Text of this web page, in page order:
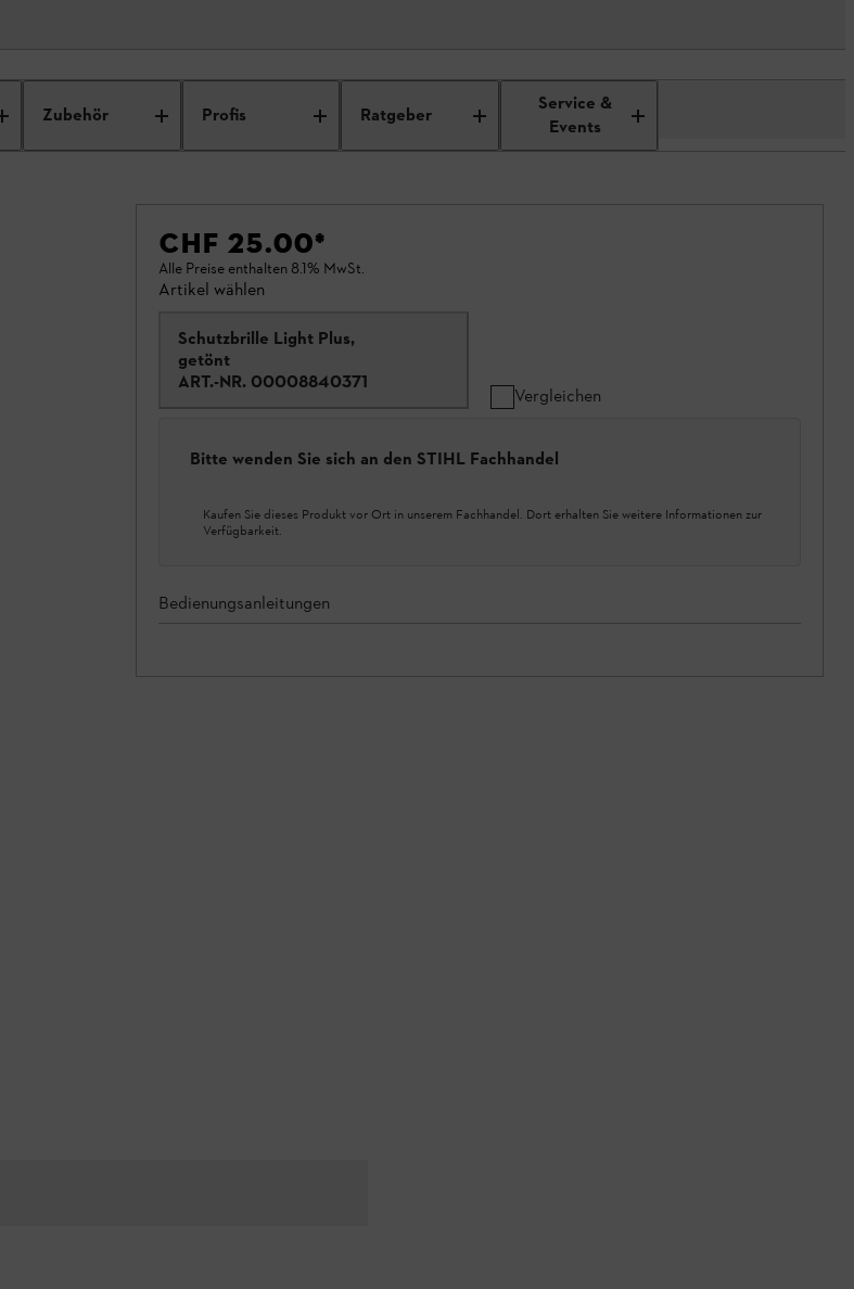
Zubehör Profis Ratgeber
Service &
Events
CHF 25.00*
Alle Preise enthalten 8.1% MwSt.
Artikel wählen
Schutzbrille Light Plus,
getönt
ART.-NR. 00008840371
Vergleichen
Bitte wenden Sie sich an den STIHL Fachhandel
Kaufen Sie dieses Produkt vor Ort in unserem Fachhandel. Dort erhalten Sie weitere Informationen zur
Verfügbarkeit.
Bedienungsanleitungen